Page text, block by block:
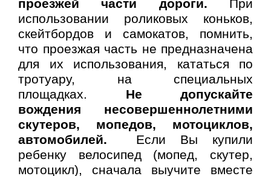
проезжей части дороги. При
использовании роликовых коньков,
скейтбордов и самокатов, помнить,
что проезжая часть не предназначена
для их использования, кататься по
тротуару, на специальных
площадках. Не допускайте
вождения несовершеннолетними
скутеров, мопедов, мотоциклов,
автомобилей. Если Вы купили
ребенку велосипед (мопед, скутер,
мотоцикл), сначала выучите вместе